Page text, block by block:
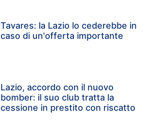
Tavares: la Lazio lo cederebbe in
caso di un'offerta importante
Lazio, accordo con il nuovo
bomber: il suo club tratta la
cessione in prestito con riscatto